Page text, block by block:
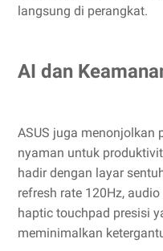
langsung di perangkat.
AI dan
ASUS juga menonjolkan
nyaman untuk
hadir dengan layar
refresh rate 120Hz,
haptic touchpad presisi
meminimalkan